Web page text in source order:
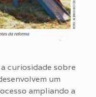
curiosidade sobre
um
ampliando a